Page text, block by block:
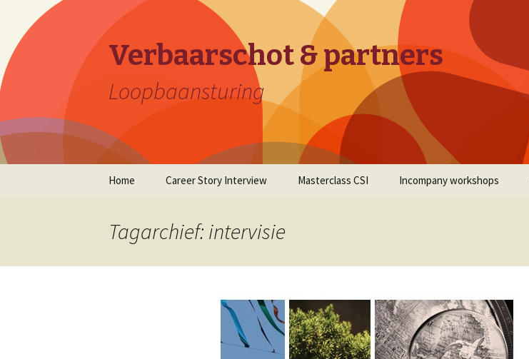
Verbaarschot & partners
Loopbaansturing
springen
Home Career Story Interview Masterclass CSI Incompany workshops
Tagarchief: intervisie